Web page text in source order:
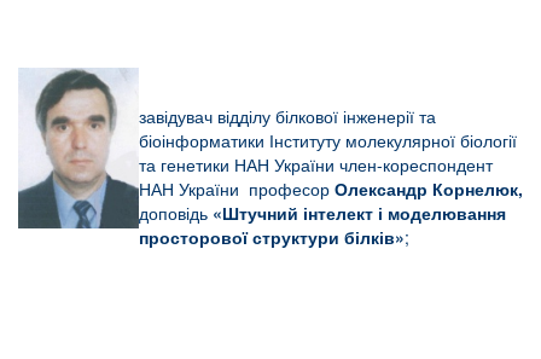
завідувач відділу білкової інженерії та
біоінформатики Інституту молекулярної біології
та генетики НАН України член-кореспондент
НАН України професор Олександр Корнелюк,
доповідь «Штучний інтелект і моделювання
просторової структури білків»;